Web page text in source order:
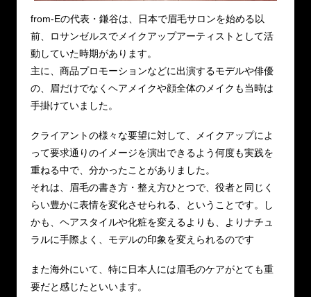
from-Eの代表・鎌谷は、日本で眉毛サロンを始める以
前、ロサンゼルスでメイクアップアーティストとして活
動していた時期があります。
主に、商品プロモーションなどに出演するモデルや俳優
の、眉だけでなくヘアメイクや顔全体のメイクも当時は
手掛けていました。
クライアントの様々な要望に対して、メイクアップによ
って要求通りのイメージを演出できるよう何度も実践を
重ねる中で、分かったことがありました。
それは、眉毛の書き方・整え方ひとつで、役者と同じく
らい豊かに表情を変化させられる、ということです。し
かも、ヘアスタイルや化粧を変えるよりも、よりナチュ
ラルに手際よく、モデルの印象を変えられるのです
また海外にいて、特に日本人には眉毛のケアがとても重
要だと感じたといいます。